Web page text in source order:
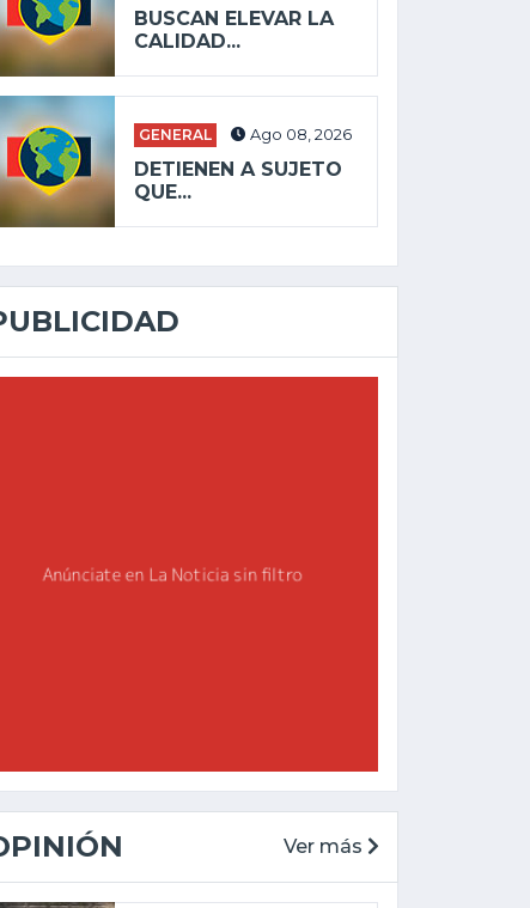
BUSCAN ELEVAR LA
CALIDAD...
GENERAL Ago 08, 2026
DETIENEN A SUJETO
QUE...
Ver más